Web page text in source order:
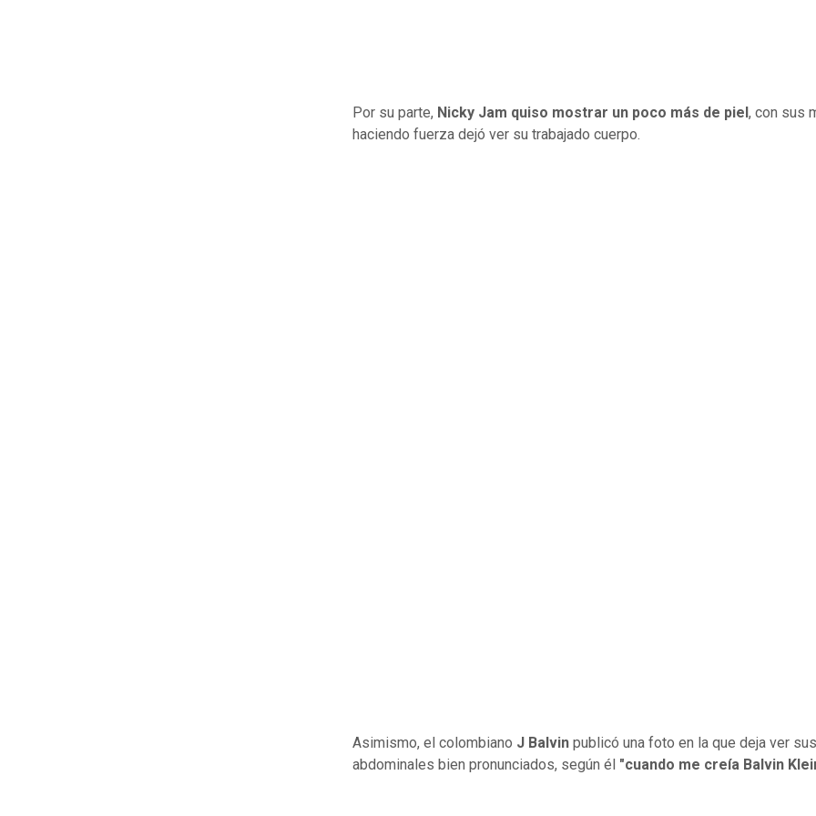
Por su parte, Nicky Jam quiso mostrar un poco más de piel , con sus
haciendo fuerza dejó ver su trabajado cuerpo.
Asimismo, el colombiano J Balvin publicó una foto en la que deja ver sus
abdominales bien pronunciados, según él "cuando me creía Balvin